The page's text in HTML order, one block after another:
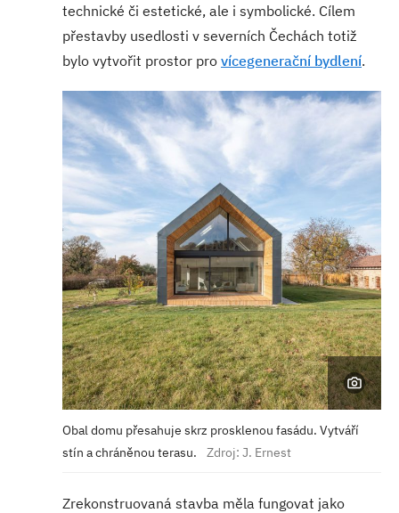
technické či estetické, ale i symbolické. Cílem
přestavby usedlosti v severních Čechách totiž
bylo vytvořit prostor pro vícegenerační bydlení.
Obal domu přesahuje skrz prosklenou fasádu. Vytváří
stín a chráněnou terasu.
Zdroj: J. Ernest
Zrekonstruovaná stavba měla fungovat jako